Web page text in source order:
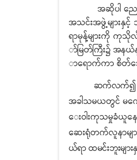
အဆိုပါ ညောင်ရ
အသင်းအဖွဲ့များနှ
ရာမုန့်များကို ကု
ာ်မြတ်ကြီး၌ အနယ်န
ာရောက်ကာ စိတ်အေ
ဆက်လက်၍ တို
အခါသမယတွင် မကွ
ေးဝါးကုသမှုခံယူနေသူ
ဆေးရုံတက်လူနာများ
ယ်ရာ ထမင်းဘူးမျာ